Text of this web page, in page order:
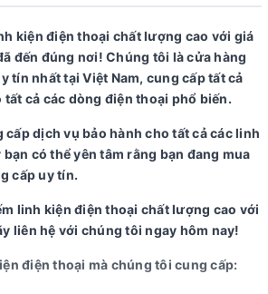
kiện điện thoại chất lượng cao với giá
đến đúng nơi! Chúng tôi là cửa hàng
tín nhất tại Việt Nam, cung cấp tất cả
cả các dòng điện thoại phổ biến.
dịch vụ bảo hành cho tất cả các linh
có thể yên tâm rằng bạn đang mua
cấp uy tín.
linh kiện điện thoại chất lượng cao với
liên hệ với chúng tôi ngay hôm nay!
điện thoại mà chúng tôi cung cấp: